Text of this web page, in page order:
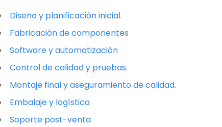
Diseño y planificación inicial.
Fabricación de componentes
Software y automatización
Control de calidad y pruebas.
Montaje final y aseguramiento de calidad.
Embalaje y logística
Soporte post-venta